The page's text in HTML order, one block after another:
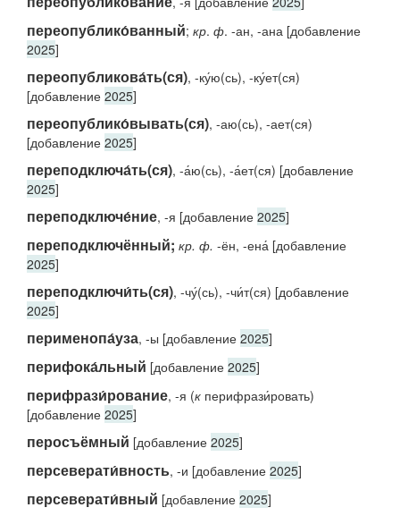
переопублико́ванный; кр. ф. -ан, -ана [добавление
2025]
переопубликова́ть(ся), -ку́ю(сь), -ку́ет(ся)
[добавление 2025]
переопублико́вывать(ся), -аю(сь), -ает(ся)
[добавление 2025]
переподключа́ть(ся), -а́ю(сь), -а́ет(ся) [добавление
2025]
переподключе́ние, -я [добавление 2025]
переподключённый; кр. ф. -ён, -ена́ [добавление
2025]
переподключи́ть(ся), -чу́(сь), -чи́т(ся) [добавление
2025]
перименопа́уза, -ы [добавление 2025]
перифока́льный [добавление 2025]
перифрази́рование, -я (к перифрази́ровать)
[добавление 2025]
перосъёмный [добавление 2025]
персеверати́вность, -и [добавление 2025]
персеверати́вный [добавление 2025]